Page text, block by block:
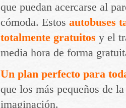
que puedan acercarse al
cómoda. Estos autobuses
totalmente gratuitos y el
media hora de forma
Un plan perfecto para
que los más pequeños de
imaginación.